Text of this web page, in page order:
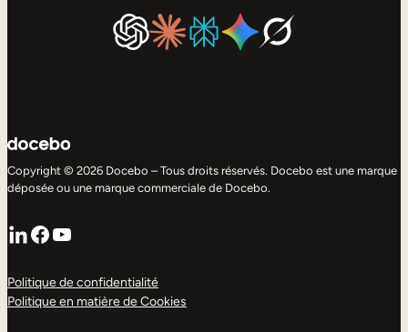
Copyright © 2026 Docebo – Tous droits réservés. Docebo est une marque
déposée ou une marque commerciale de Docebo.
LinkedIn
Facebook
YouTube
Politique de confidentialité
Politique en matière de Cookies